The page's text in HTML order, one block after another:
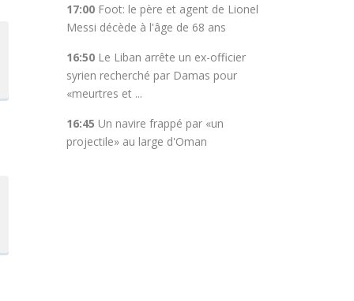
17:00Foot: le père et agent de Lionel
Messi décède à l'âge de 68 ans
16:50Le Liban arrête un ex-officier
syrien recherché par Damas pour
«meurtres et ...
16:45 Un navire frappé par «un
projectile» au large d'Oman